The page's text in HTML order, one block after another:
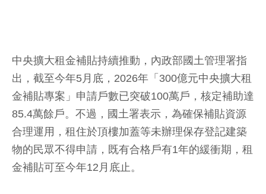
中央擴大租金補貼持續推動，內政部國土管理署指
出，截至今年5月底，2026年「300億元中央擴大租
金補貼專案」申請戶數已突破100萬戶，核定補助達
85.4萬餘戶。不過，國土署表示，為確保補貼資源
合理運用，租住於頂樓加蓋等未辦理保存登記建築
物的民眾不得申請，既有合格戶有1年的緩衝期，租
金補貼可至今年12月底止。